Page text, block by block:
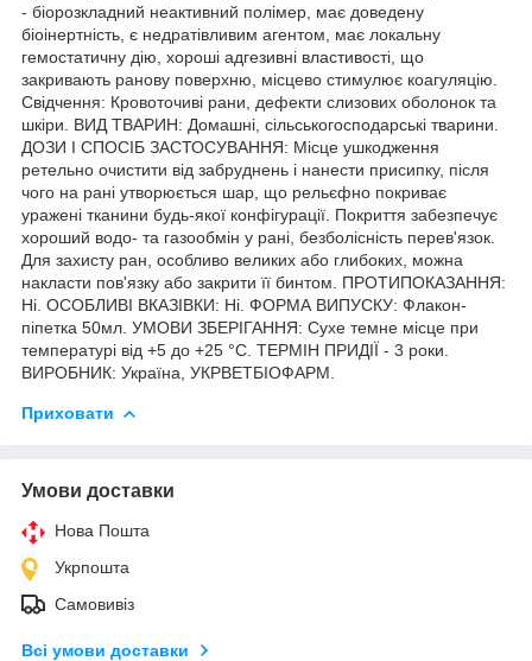
- біорозкладний неактивний полімер, має доведену
біоінертність, є недратівливим агентом, має локальну
гемостатичну дію, хороші адгезивні властивості, що
закривають ранову поверхню, місцево стимулює коагуляцію.
Свідчення: Кровоточиві рани, дефекти слизових оболонок та
шкіри. ВИД ТВАРИН: Домашні, сільськогосподарські тварини.
ДОЗИ І СПОСІБ ЗАСТОСУВАННЯ: Місце ушкодження
ретельно очистити від забруднень і нанести присипку, після
чого на рані утворюється шар, що рельєфно покриває
уражені тканини будь-якої конфігурації. Покриття забезпечує
хороший водо- та газообмін у рані, безболісність перев'язок.
Для захисту ран, особливо великих або глибоких, можна
накласти пов'язку або закрити її бинтом. ПРОТИПОКАЗАННЯ:
Ні. ОСОБЛИВІ ВКАЗІВКИ: Ні. ФОРМА ВИПУСКУ: Флакон-
піпетка 50мл. УМОВИ ЗБЕРІГАННЯ: Сухе темне місце при
температурі від +5 до +25 °С. ТЕРМІН ПРИДІЇ - 3 роки.
ВИРОБНИК: Україна, УКРВЕТБІОФАРМ.
Приховати
Умови доставки
Нова Пошта
Укрпошта
Самовивіз
Всі умови доставки